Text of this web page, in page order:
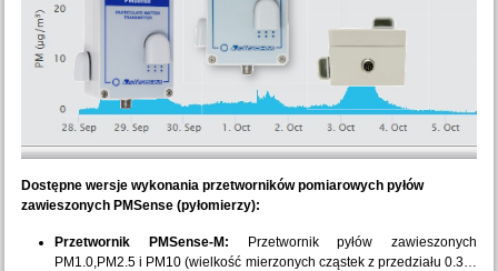
Dostępne wersje wykonania przetworników pomiarowych pyłów
zawieszonych PMSense (pyłomierzy):
Przetwornik PMSense-M: Przetwornik pyłów zawieszonych
PM1.0,PM2.5 i PM10 (wielkość mierzonych cząstek z przedziału 0.3…